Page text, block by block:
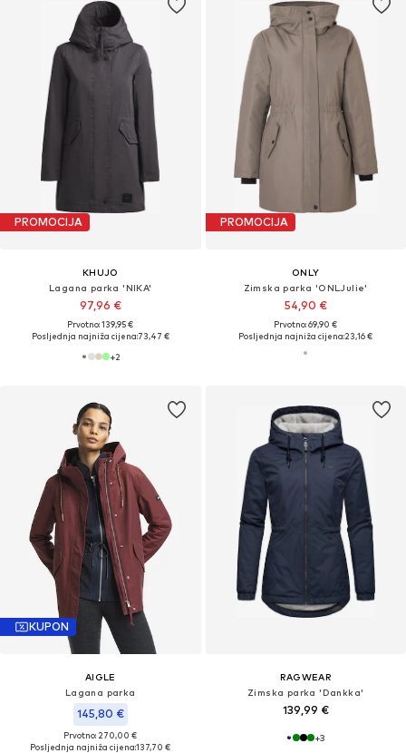
PROMOCIJA
KHUJO
Lagana parka 'NIKA'
97,96 €
Prvotno: 139,95 €
Posljednja najniža cijena:73,47 €
+2
PROMOCIJA
ONLY
Zimska parka 'ONLJulie'
54,90 €
Prvotno: 69,90 €
Posljednja najniža cijena:23,16 €
KUPON
AIGLE
Lagana parka
145,80 €
Prvotno: 270,00 €
Posljednja najniža cijena:137,70 €
RAGWEAR
Zimska parka 'Dankka'
139,99 €
+3